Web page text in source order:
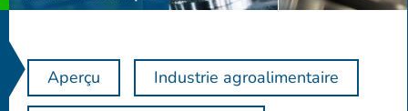
Aperçu Industrie agroalimentaire